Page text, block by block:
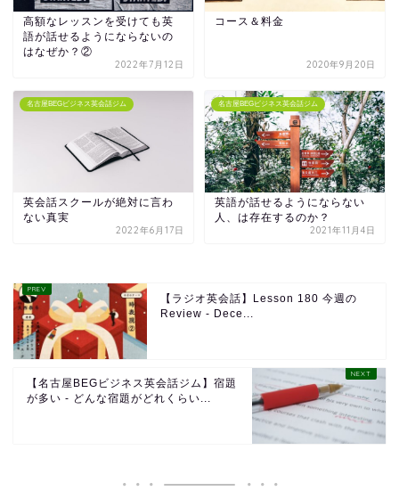
高額なレッスンを受けても英
語が話せるようにならないの
はなぜか？②
2022年7月12日
コース＆料金
2020年9月20日
名古屋BEGビジネス英会話ジム
英会話スクールが絶対に言わ
ない真実
2022年6月17日
名古屋BEGビジネス英会話ジム
英語が話せるようにならない
人、は存在するのか？
2021年11月4日
【ラジオ英会話】Lesson 180 今週の
Review - Dece...
【名古屋BEGビジネス英会話ジム】宿題
が多い - どんな宿題がどれくらい...